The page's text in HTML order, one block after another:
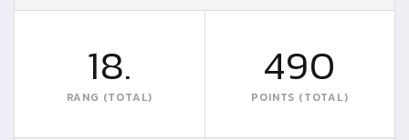
18.
RANG (TOTAL)
490
POINTS (TOTAL)